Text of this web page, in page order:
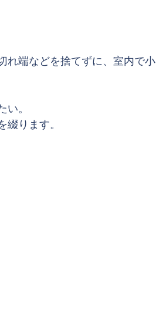
れ端などを捨てずに、室内で小
。
ります。